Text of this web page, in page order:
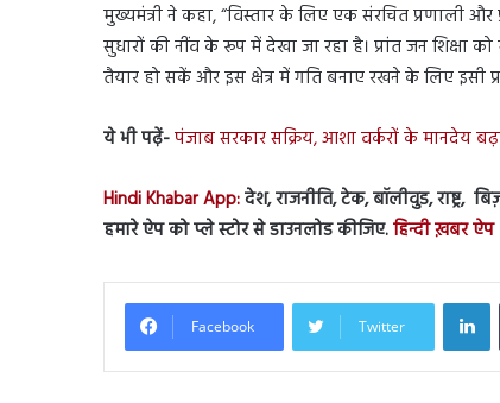
मुख्यमंत्री ने कहा, “विस्तार के लिए एक संरचित प्रणाली
सुधारों की नींव के रूप में देखा जा रहा है। प्रांत जन शिक्षा
तैयार हो सकें और इस क्षेत्र में गति बनाए रखने के लिए इसी
ये भी पढ़ें-पंजाब सरकार सक्रिय, आशा वर्करों के मानदेय
Hindi Khabar App:देश, राजनीति, टेक, बॉलीवुड,
हमारे ऐप को प्ले स्टोर से डाउनलोड कीजिए.हिन्दी ख़बर ऐप
Facebook Twitter